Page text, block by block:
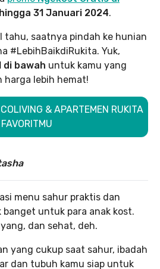
hingga 31 Januari 2024.
tahu, saatnya pindah ke hunian
#LebihBaikdiRukita. Yuk,
di bawah untuk kamu yang
harga lebih hemat!
& APARTEMEN RUKITA
FAVORITMU
menu sahur praktis dan
banget untuk para anak kost.
dan sehat, deh.
yang cukup saat sahur, ibadah
dan tubuh kamu siap untuk